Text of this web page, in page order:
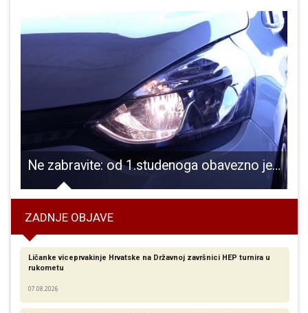
Ne zabravite: od 1.studenoga obavezno je korištenje svjetala na motornim vozilima danju
ZADNJE OBJAVE
Ličanke viceprvakinje Hrvatske na Državnoj završnici HEP turnira u
rukometu
07.08.2026